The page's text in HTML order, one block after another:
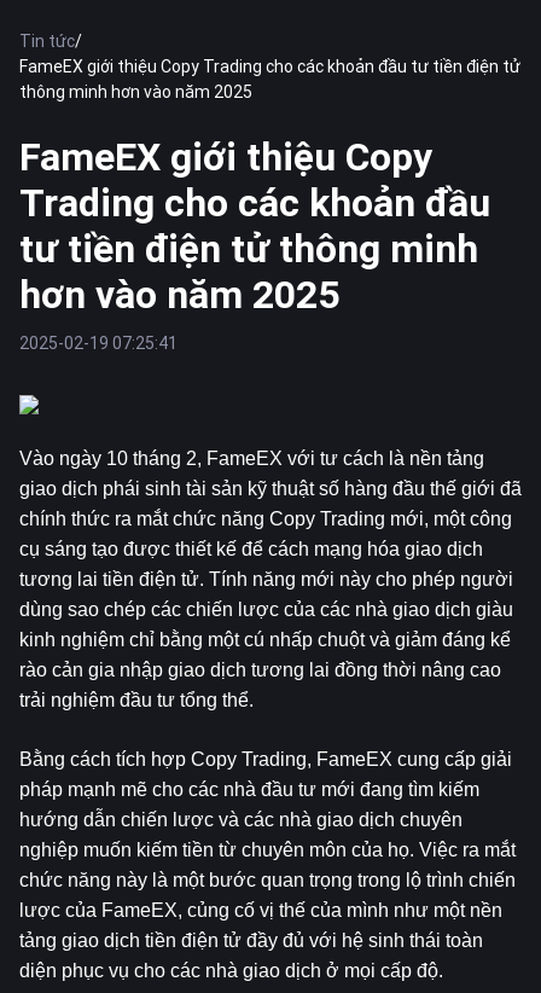
Tin tức/
FameEX giới thiệu Copy Trading cho các khoản đầu tư tiền điện tử
thông minh hơn vào năm 2025
FameEX giới thiệu Copy
Trading cho các khoản đầu
tư tiền điện tử thông minh
hơn vào năm 2025
2025-02-19 07:25:41
Vào ngày 10 tháng 2, FameEX với tư cách là nền tảng
giao dịch phái sinh tài sản kỹ thuật số hàng đầu thế giới đã
chính thức ra mắt chức năng Copy Trading mới, một công
cụ sáng tạo được thiết kế để cách mạng hóa giao dịch
tương lai tiền điện tử. Tính năng mới này cho phép người
dùng sao chép các chiến lược của các nhà giao dịch giàu
kinh nghiệm chỉ bằng một cú nhấp chuột và giảm đáng kể
rào cản gia nhập giao dịch tương lai đồng thời nâng cao
trải nghiệm đầu tư tổng thể.
Bằng cách tích hợp Copy Trading, FameEX cung cấp giải
pháp mạnh mẽ cho các nhà đầu tư mới đang tìm kiếm
hướng dẫn chiến lược và các nhà giao dịch chuyên
nghiệp muốn kiếm tiền từ chuyên môn của họ. Việc ra mắt
chức năng này là một bước quan trọng trong lộ trình chiến
lược của FameEX, củng cố vị thế của mình như một nền
tảng giao dịch tiền điện tử đầy đủ với hệ sinh thái toàn
diện phục vụ cho các nhà giao dịch ở mọi cấp độ.